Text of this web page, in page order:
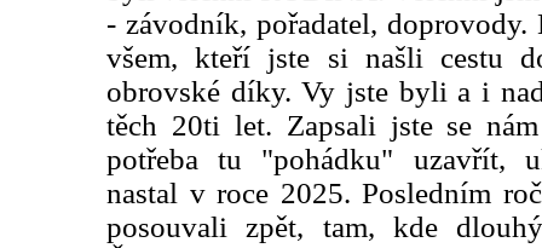
- závodník, pořadatel,
všem, kteří jste si našli cestu
obrovské díky. Vy jste byli a i
těch 20ti let. Zapsali jste se
potřeba tu "pohádku" uzavřít,
nastal v roce 2025. Posledním
posouvali zpět, tam, kde